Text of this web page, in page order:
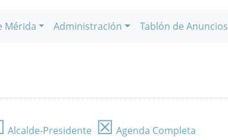
Mérida Administración Tablón de Anuncios
Alcalde-Presidente ☒ Agenda Completa